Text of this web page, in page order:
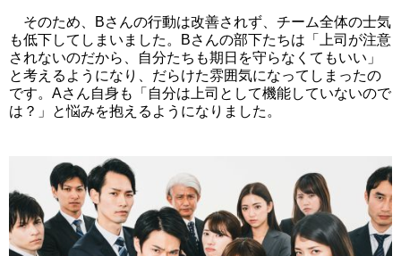
そのため、Bさんの行動は改善されず、チーム全体の士気
も低下してしまいました。Bさんの部下たちは「上司が注意
されないのだから、自分たちも期日を守らなくてもいい」
と考えるようになり、だらけた雰囲気になってしまったの
です。Aさん自身も「自分は上司として機能していないので
は？」と悩みを抱えるようになりました。